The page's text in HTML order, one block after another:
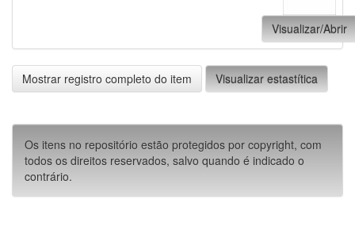
Visualizar/Abrir
Mostrar registro completo do item Visualizar estastítica
Os itens no repositório estão protegidos por copyright, com
todos os direitos reservados, salvo quando é indicado o
contrário.